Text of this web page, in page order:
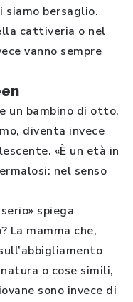
siamo bersaglio.
cattiveria o nel
vanno sempre
un bambino di otto,
diventa invece
«È un età in
nel senso
spiega
La mamma che,
o cose simili,
sono invece di